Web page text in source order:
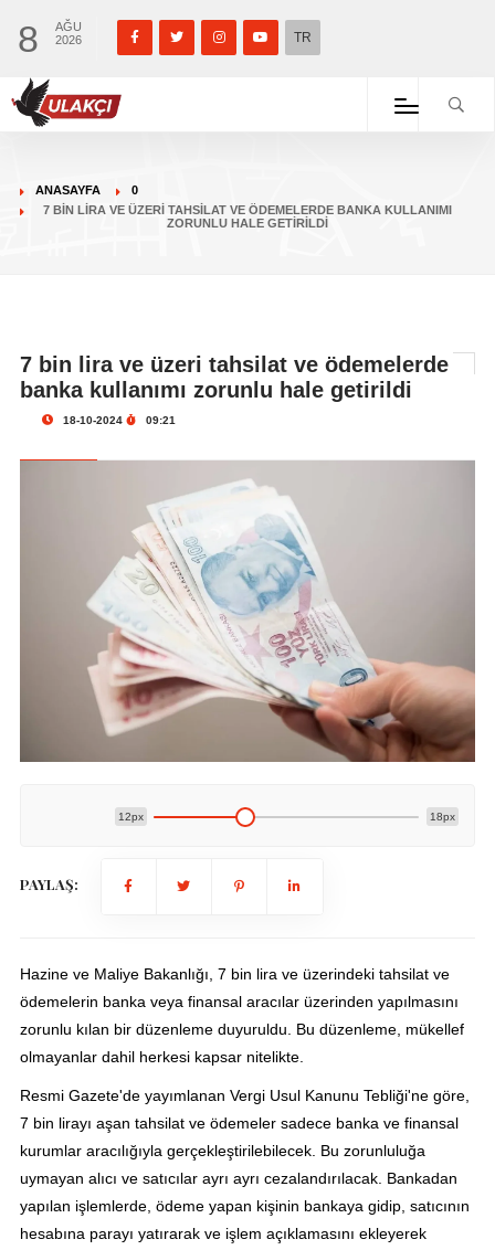
8
AĞU
2026
TR
ANASAYFA
0
7 BIN LIRA VE ÜZERI TAHSILAT VE ÖDEMELERDE BANKA KULLANIMI
ZORUNLU HALE GETIRILDI
7 bin lira ve üzeri tahsilat ve ödemelerde
banka kullanımı zorunlu hale getirildi
18-10-2024 09:21
12px 18px
PAYLAŞ:
Hazine ve Maliye Bakanlığı, 7 bin lira ve üzerindeki tahsilat ve
ödemelerin banka veya finansal aracılar üzerinden yapılmasını
zorunlu kılan bir düzenleme duyuruldu. Bu düzenleme, mükellef
olmayanlar dahil herkesi kapsar nitelikte.
Resmi Gazete'de yayımlanan Vergi Usul Kanunu Tebliği'ne göre,
7 bin lirayı aşan tahsilat ve ödemeler sadece banka ve finansal
kurumlar aracılığıyla gerçekleştirilebilecek. Bu zorunluluğa
uymayan alıcı ve satıcılar ayrı ayrı cezalandırılacak. Bankadan
yapılan işlemlerde, ödeme yapan kişinin bankaya gidip, satıcının
hesabına parayı yatırarak ve işlem açıklamasını ekleyerek